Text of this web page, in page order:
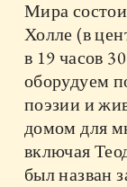
Мира
Холле (в
в 19 часов
оборудуем
поэзии и
домом для
включая
был назван